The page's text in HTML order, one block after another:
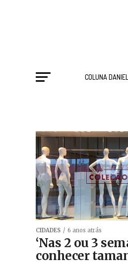
COLUNA
CIDADES 6 anos atrás
‘Nas 2 ou 3
conhecer